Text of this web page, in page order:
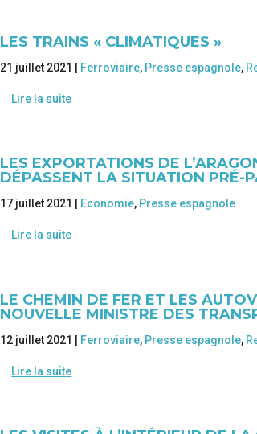
LES TRAINS « CLIMATIQUES »
21 juillet 2021 | Ferroviaire, Presse espagnole,
Lire la suite
LES EXPORTATIONS DE
DÉPASSENT LA SITUATION PRÉ-
17 juillet 2021 | Economie, Presse espagnole
Lire la suite
LE CHEMIN DE FER ET LES
NOUVELLE MINISTRE DES
12 juillet 2021 | Ferroviaire, Presse espagnole,
Lire la suite